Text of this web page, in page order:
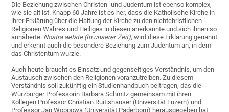
Die Beziehung zwischen Christen- und Judentum ist ebenso komplex,
wie sie alt ist. Knapp 60 Jahre ist es her, dass die Katholische Kirche in
ihrer Erklärung über die Haltung der Kirche zu den nichtchristlichen
Religionen Wahres und Heiliges in diesen anerkannte und sich ihnen so
annäherte. Nostra aetate (In unserer Zeit), wird diese Erklärung genannt
und erkennt auch die besondere Beziehung zum Judentum an, in dem
das Christentum wurzle.
Auch heute braucht es Einsatz und gegenseitiges Verständnis, um den
Austausch zwischen den Religionen voranzutreiben. Zu diesem
Verständnis soll zukünftig ein Studienhandbuch beitragen, das die
Würzburger Professorin Barbara Schmitz gemeinsam mit ihren
Kollegen Professor Christian Ruitishauser (Universität Luzern) und
Professor Jan Woppowa (Universität Paderborn) herausgegeben hat: